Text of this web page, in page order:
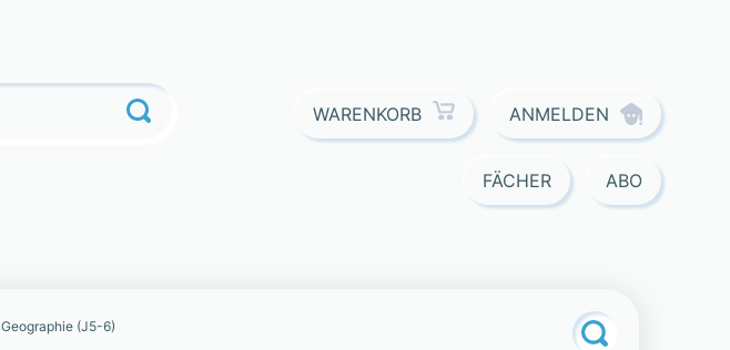
WARENKORB ANMELDEN
FÄCHER ABO
Geographie (J5-6)